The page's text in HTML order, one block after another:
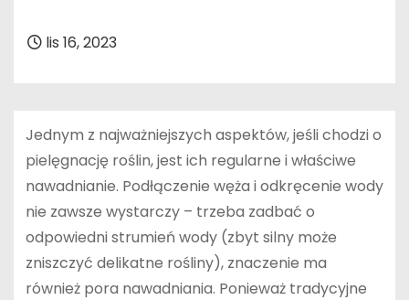
lis 16, 2023
Jednym z najważniejszych aspektów, jeśli chodzi o
pielęgnację roślin, jest ich regularne i właściwe
nawadnianie. Podłączenie węża i odkręcenie wody
nie zawsze wystarczy – trzeba zadbać o
odpowiedni strumień wody (zbyt silny może
zniszczyć delikatne rośliny), znaczenie ma
również pora nawadniania. Ponieważ tradycyjne